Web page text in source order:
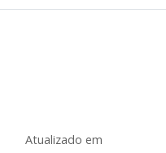
Atualizado em